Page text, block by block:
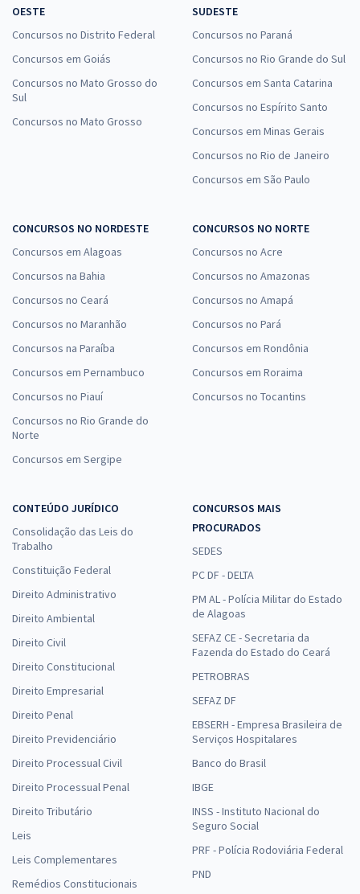
OESTE
Concursos no Distrito Federal
Concursos em Goiás
Concursos no Mato Grosso do
Sul
Concursos no Mato Grosso
SUDESTE
Concursos no Paraná
Concursos no Rio Grande do Sul
Concursos em Santa Catarina
Concursos no Espírito Santo
Concursos em Minas Gerais
Concursos no Rio de Janeiro
Concursos em São Paulo
CONCURSOS NO NORDESTE
Concursos em Alagoas
Concursos na Bahia
Concursos no Ceará
Concursos no Maranhão
Concursos na Paraíba
Concursos em Pernambuco
Concursos no Piauí
Concursos no Rio Grande do
Norte
Concursos em Sergipe
CONCURSOS NO NORTE
Concursos no Acre
Concursos no Amazonas
Concursos no Amapá
Concursos no Pará
Concursos em Rondônia
Concursos em Roraima
Concursos no Tocantins
CONTEÚDO JURÍDICO
Consolidação das Leis do
Trabalho
Constituição Federal
Direito Administrativo
Direito Ambiental
Direito Civil
Direito Constitucional
Direito Empresarial
Direito Penal
Direito Previdenciário
Direito Processual Civil
Direito Processual Penal
Direito Tributário
Leis
Leis Complementares
Remédios Constitucionais
CONCURSOS MAIS
PROCURADOS
SEDES
PC DF - DELTA
PM AL - Polícia Militar do Estado
de Alagoas
SEFAZ CE - Secretaria da
Fazenda do Estado do Ceará
PETROBRAS
SEFAZ DF
EBSERH - Empresa Brasileira de
Serviços Hospitalares
Banco do Brasil
IBGE
INSS - Instituto Nacional do
Seguro Social
PRF - Polícia Rodoviária Federal
PND